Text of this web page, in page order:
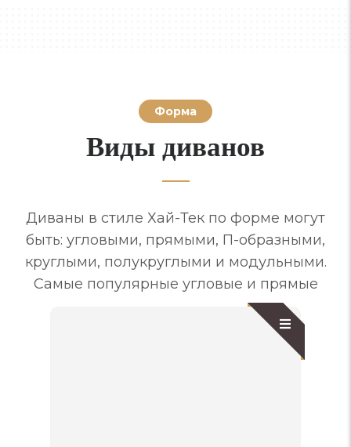
Форма
Виды диванов
Диваны в стиле Хай-Тек по форме могут
быть: угловыми, прямыми, П-образными,
круглыми, полукруглыми и модульными.
Самые популярные угловые и прямые